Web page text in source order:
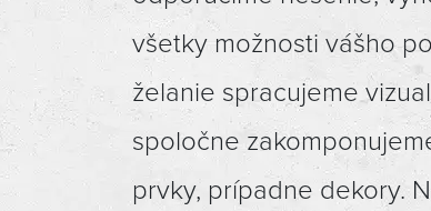
všetky možnosti vášho
želanie spracujeme
spoločne
prvky, prípadne dekory.